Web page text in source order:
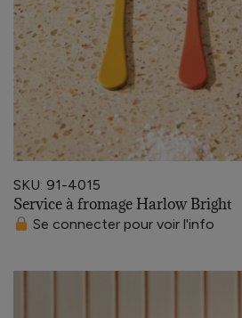
SKU: 91-4015
Service à fromage Harlow Bright
Se connecter pour voir l'info